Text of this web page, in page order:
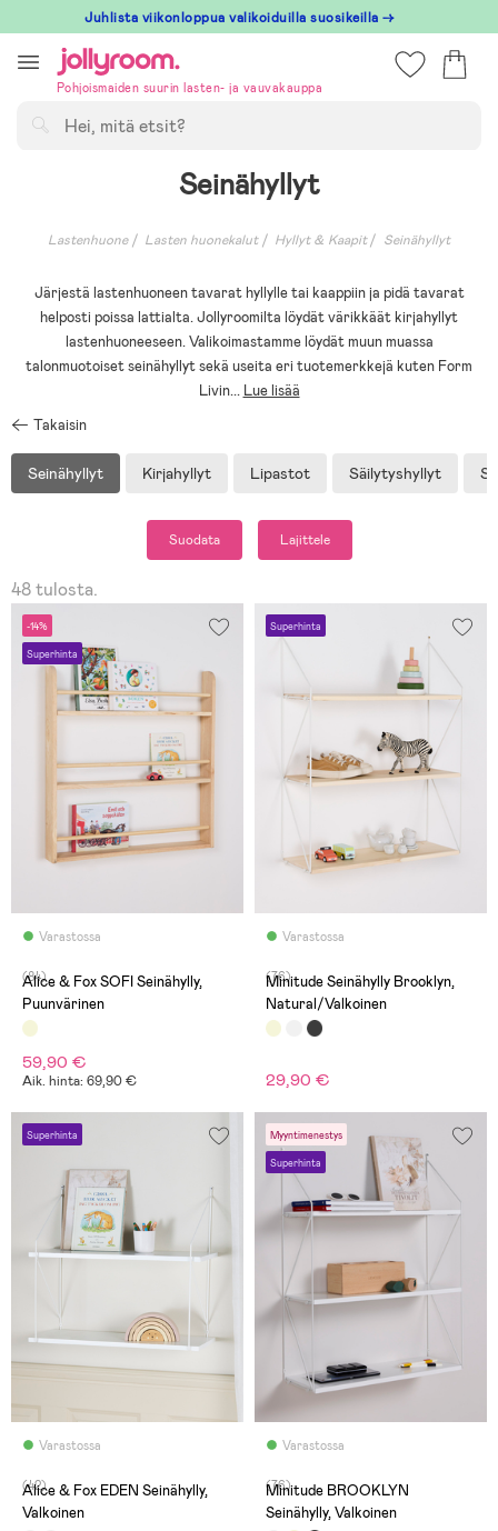
till
innehållet
Juhlista viikonloppua valikoiduilla suosikeilla →
Pohjoismaiden suurin lasten- ja vauvakauppa
Seinähyllyt
Lastenhuone Lasten huonekalut Hyllyt & Kaapit Seinähyllyt
Järjestä lastenhuoneen tavarat hyllylle tai kaappiin ja pidä tavarat
helposti poissa lattialta. Jollyroomilta löydät värikkäät kirjahyllyt
lastenhuoneeseen. Valikoimastamme löydät muun muassa
talonmuotoiset seinähyllyt sekä useita eri tuotemerkkejä kuten Form
Livin... Lue lisää
Takaisin
Seinähyllyt Kirjahyllyt Lipastot Säilytyshyllyt
Suodata Lajittele
48 tulosta.
-14%
Superhinta
Varastossa
(84)
Alice & Fox SOFI Seinähylly,
Puunvärinen
59,90 €
Aik. hinta: 69,90 €
Superhinta
Varastossa
(76)
Minitude Seinähylly Brooklyn,
Natural/Valkoinen
29,90 €
Superhinta
Varastossa
(42)
Alice & Fox EDEN Seinähylly,
Valkoinen
Myyntimenestys
Superhinta
Varastossa
(76)
Minitude BROOKLYN
Seinähylly, Valkoinen